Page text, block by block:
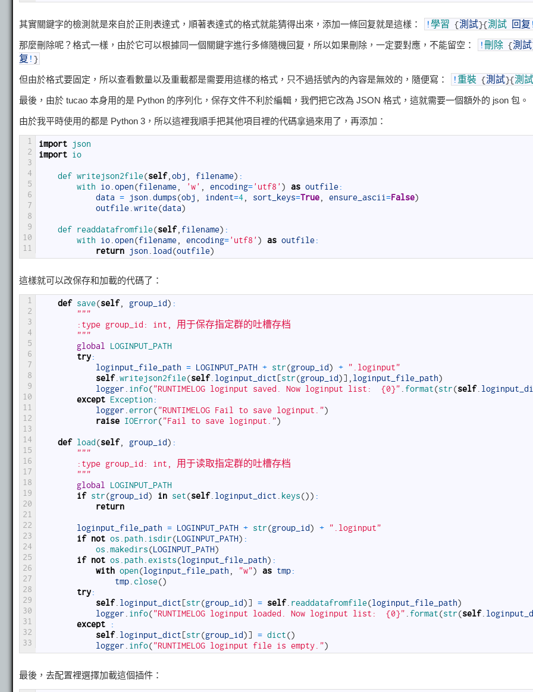
其實關鍵字的檢測就是來自於正則表達式，順著表達式的格式就能猜得出來，添加一條回复就是這樣： !學習 {測試}{測試 回复
那麼刪除呢？格式一樣，由於它可以根據同一個關鍵字進行多條隨機回复，所以如果刪除，一定要對應，不能留空： !刪除 {測試
复 ! }
但由於格式要固定，所以查看數量以及重載都是需要用這樣的格式，只不過括號內的內容是無效的，隨便寫： ! 重裝 {測試}{測
最後，由於 tucao 本身用的是 Python 的序列化，保存文件不利於編輯，我們把它改為 JSON 格式，這就需要一個額外的 json 包。
由於我平時使用的都是 Python 3，所以這裡我順手把其他項目裡的代碼拿過來用了，再添加：
1
2
3
4
5
6
7
8
9
10
11
import
json
import io
def writejson2file(self, obj filename) :
with io open(filename 'w' encoding='utf8' ) as outfile:
data = json dumps(obj indent=4 sort_keys=True ensure_ascii=False)
outfile write(data)
def readdatafromfile(self, filename) :
with io open(filename encoding='utf8' ) as outfile:
return
json load (outfile)
這樣就可以改保存和加載的代碼了：
1
2
3
4
5
6
7
8
9
10
11
12
13
14
15
16
17
18
19
20
21
22
23
24
25
26
27
28
29
30
31
32
33
def save(self, group_id) :
"""
:type group_id: int, 用于保存指定群的吐槽存档
"""
global
LOGINPUT_PATH
try:
loginput_file_path = LOGINPUT_PATH + str(group_id) +
".loginput"
self. writejson2file(self. loginput_dict [str(group_id)] loginput_file_path)
logger info("RUNTIMELOG loginput saved. Now loginput list:  {0}" format(str(self.
except Exception :
logger error("RUNTIMELOG Fail to save loginput.")
raise IOError("Fail to save loginput.")
def load (self, group_id) :
"""
:type group_id: int, 用于读取指定群的吐槽存档
"""
global
LOGINPUT_PATH
if str(group_id) in set(self. loginput_dict keys()) :
return
loginput_file_path = LOGINPUT_PATH + str(group_id) +
".loginput"
if not os.path isdir(LOGINPUT_PATH) :
os makedirs(LOGINPUT_PATH)
if not os.path exists(loginput_file_path) :
with open(loginput_file_path "w") as tmp:
tmp close()
try:
self. loginput_dict [str(group_id)] = self. readdatafromfile(loginput_file_path)
logger info("RUNTIMELOG loginput loaded. Now loginput list:  {0}" format(str(self.
except
:
self. loginput_dict [str(group_id)] = dict()
logger info("RUNTIMELOG loginput file is empty.")
最後，去配置裡選擇加載這個插件：